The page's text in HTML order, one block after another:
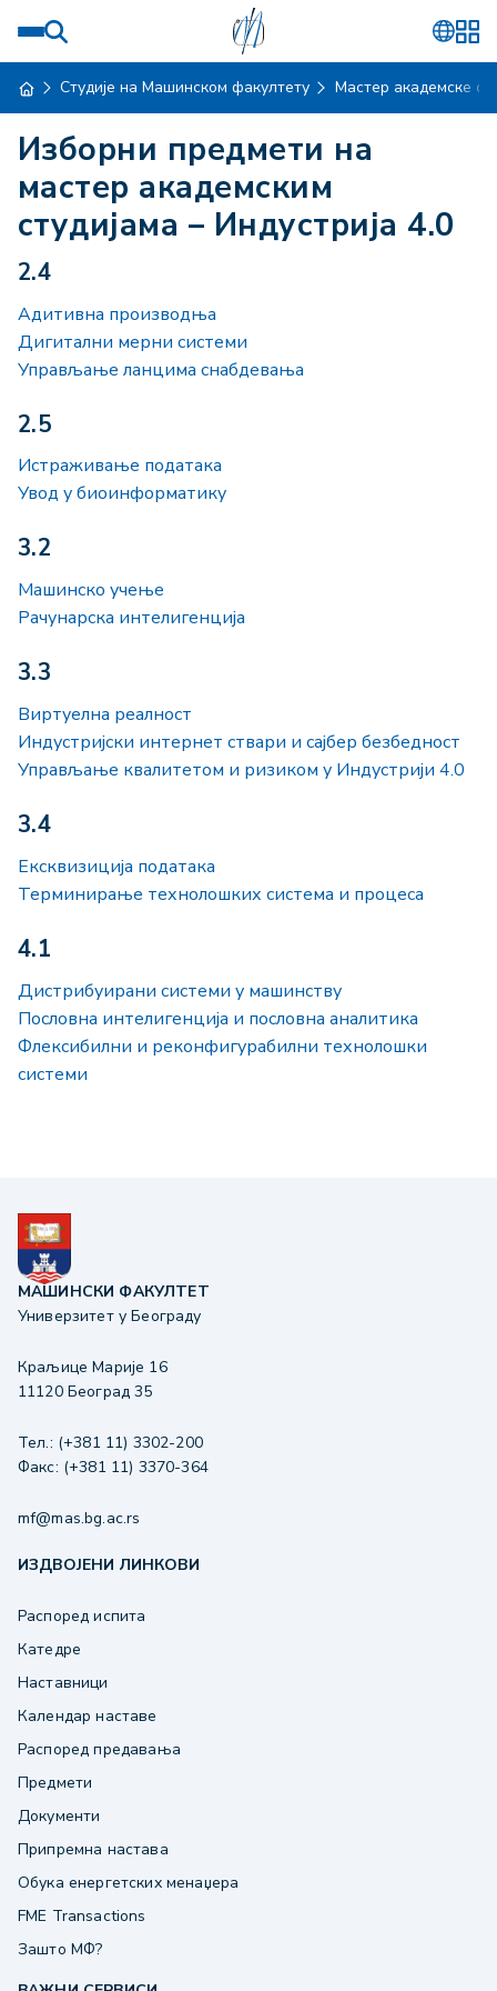
Студије на Машинском факултету Мастер академске
Изборни предмети на
мастер академским
студијама – Индустрија 4.0
2.4
Адитивна производња
Дигитални мерни системи
Управљање ланцима снабдевања
2.5
Истраживање података
Увод у биоинформатику
3.2
Машинско учење
Рачунарска интелигенција
3.3
Виртуелна реалност
Индустријски интернет ствари и сајбер безбедност
Управљање квалитетом и ризиком у Индустрији 4.0
3.4
Ексквизиција података
Терминирање технолошких система и процеса
4.1
Дистрибуирани системи у машинству
Пословна интелигенција и пословна аналитика
Флексибилни и реконфигурабилни технолошки
системи
МАШИНСКИ ФАКУЛТЕТ
Универзитет у Београду
Краљице Марије 16
11120 Београд 35
Тел.: (+381 11) 3302-200
Факс: (+381 11) 3370-364
mf@mas.bg.ac.rs
ИЗДВОЈЕНИ ЛИНКОВИ
Распоред испита
Катедре
Наставници
Календар наставе
Распоред предавања
Предмети
Документи
Припремна настава
Обука енергетских менаџера
FME Transactions
Зашто МФ?